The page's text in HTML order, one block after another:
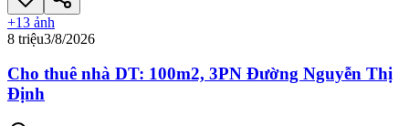
+13 ảnh
8 triệu3/8/2026
Cho thuê nhà DT: 100m2, 3PN Đường Nguyễn Thị
Định